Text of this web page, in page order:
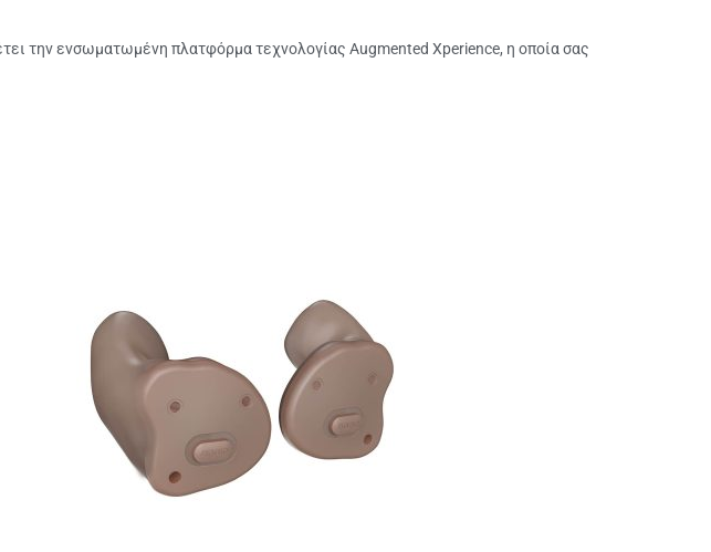
την ενσωματωμένη πλατφόρμα τεχνολογίας Augmented Xperience, η οποία σας